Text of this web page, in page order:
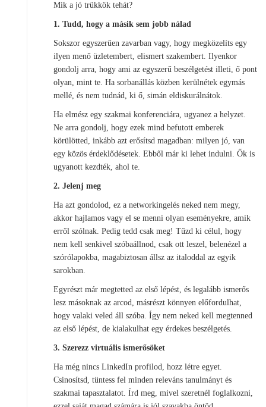
Mik a jó trükkök tehát?
1. Tudd, hogy a másik sem jobb nálad
Sokszor egyszerűen zavarban vagy, hogy megközelíts egy
ilyen menő üzletembert, elismert szakembert. Ilyenkor
gondolj arra, hogy ami az egyszerű beszélgetést illeti, ő pont
olyan, mint te. Ha sorbanállás közben kerülnétek egymás
mellé, és nem tudnád, ki ő, simán eldiskurálnátok.
Ha elmész egy szakmai konferenciára, ugyanez a helyzet.
Ne arra gondolj, hogy ezek mind befutott emberek
körülötted, inkább azt erősítsd magadban: milyen jó, van
egy közös érdeklődésetek. Ebből már ki lehet indulni. Ők is
ugyanott kezdték, ahol te.
2. Jelenj meg
Ha azt gondolod, ez a networkingelés neked nem megy,
akkor hajlamos vagy el se menni olyan eseményekre, amik
erről szólnak. Pedig tedd csak meg! Tűzd ki célul, hogy
nem kell senkivel szóbaállnod, csak ott leszel, belenézel a
szórólapokba, magabiztosan állsz az italoddal az egyik
sarokban.
Egyrészt már megtetted az első lépést, és legalább ismerős
lesz másoknak az arcod, másrészt könnyen előfordulhat,
hogy valaki veled áll szóba. Így nem neked kell megtenned
az első lépést, de kialakulhat egy érdekes beszélgetés.
3. Szerezz virtuális ismerősöket
Ha még nincs LinkedIn profilod, hozz létre egyet.
Csinosítsd, tüntess fel minden releváns tanulmányt és
szakmai tapasztalatot. Írd meg, mivel szeretnél foglalkozni,